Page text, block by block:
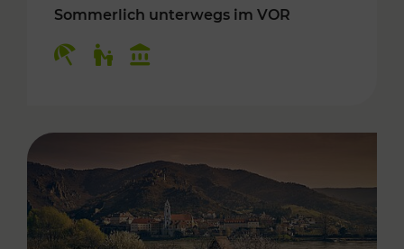
Sommerlich unterwegs im VOR